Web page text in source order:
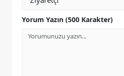
Yorum Yazın (500 Karakter)